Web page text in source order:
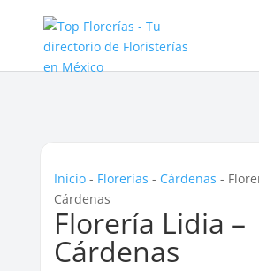
Inicio- Florerías - Cárdenas -
Cárdenas
Florería Lidia –
Cárdenas